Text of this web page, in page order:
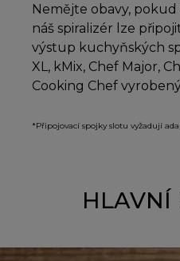
Nemějte obavy,
náš spiralizér lze
výstup kuchyňských
XL, kMix, Chef Major,
Cooking Chef
*Připojovací spojky slotu vyžadují
HLAVNÍ